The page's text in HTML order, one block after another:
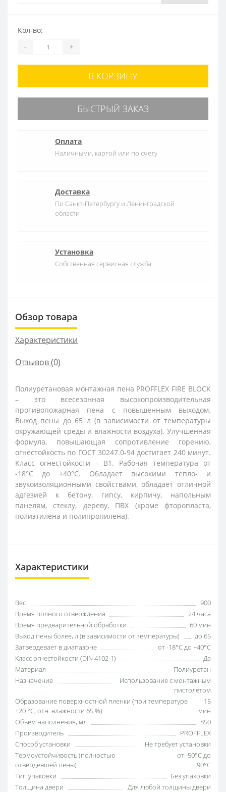
Кол-во:
- +
В КОРЗИНУ
БЫСТРЫЙ ЗАКАЗ
Оплата
Наличными, картой или по счету
Доставка
По Санкт-Петербургу и Ленинградской
области
Установка
Собственная сервисная служба
Обзор товара
Характеристики
Отзывов (0)
Полиуретановая монтажная пена PROFFLEX FIRE BLOCK
– это всесезонная высокопроизводительная
противопожарная пена с повышенным выходом.
Выход пены до 65 л (в зависимости от температуры
окружающей среды и влажности воздуха). Улучшенная
формула, повышающая сопротивление горению,
огнестойкость по ГОСТ 30247.0-94 достигает 240 минут.
Класс огнестойкости - В1. Рабочая температура от
-18°С до +40°С. Обладает высокими тепло- и
звукоизоляционными свойствами, обладает отличной
адгезией к бетону, гипсу, кирпичу, напольным
панелям, стеклу, дереву, ПВХ (кроме фторопласта,
полиэтилена и полипропилена).
Характеристики
Вес
900
Время полного отверждения
24 часа
Время предварительной обработки
60 мин
Выход пены более, л (в зависимости от температуры)
до 65
Затвердевает в диапазоне
от -18°С до +40°С
Класс огнестойкости (DIN 4102-1)
Да
Материал
Полиуретан
Назначение
Использование с монтажным
пистолетом
Образование поверхностной пленки (при температуре
+20 °С, отн. влажности 65 %)
15
мин
Объем наполнения, мл
850
Производитель
PROFFLEX
Способ установки
Не требует установки
Термоустойчивость (полностью
отвердевшей пены)
от -50°С до
+90°С
Тип упаковки
Без упаковки
Толщина двери
Для любой толщины двери